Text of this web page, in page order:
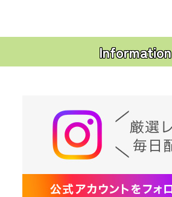
Information